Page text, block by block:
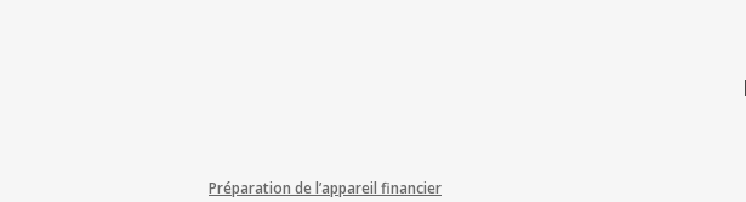
Préparation de l’appareil financier